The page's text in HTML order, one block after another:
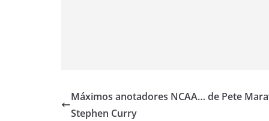
Máximos anotadores NCAA… de Pete
Stephen Curry